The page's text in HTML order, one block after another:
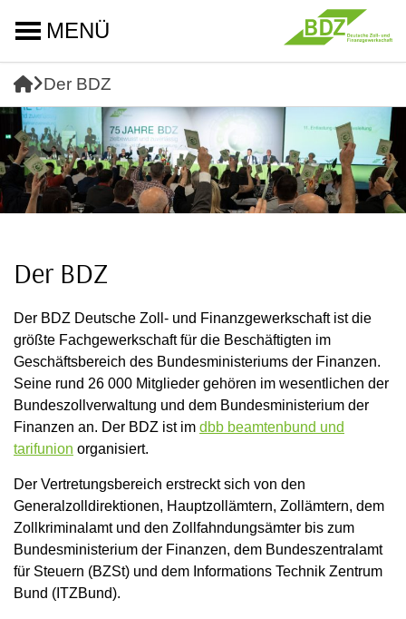
MENÜ
Der BDZ
Der BDZ
Der BDZ Deutsche Zoll- und Finanzgewerkschaft ist die
größte Fachgewerkschaft für die Beschäftigten im
Geschäftsbereich des Bundesministeriums der Finanzen.
Seine rund 26 000 Mitglieder gehören im wesentlichen der
Bundeszollverwaltung und dem Bundesministerium der
Finanzen an. Der BDZ ist im dbb beamtenbund und
tarifunion organisiert.
Der Vertretungsbereich erstreckt sich von den
Generalzolldirektionen, Hauptzollämtern, Zollämtern, dem
Zollkriminalamt und den Zollfahndungsämter bis zum
Bundesministerium der Finanzen, dem Bundeszentralamt
für Steuern (BZSt) und dem Informations Technik Zentrum
Bund (ITZBund).